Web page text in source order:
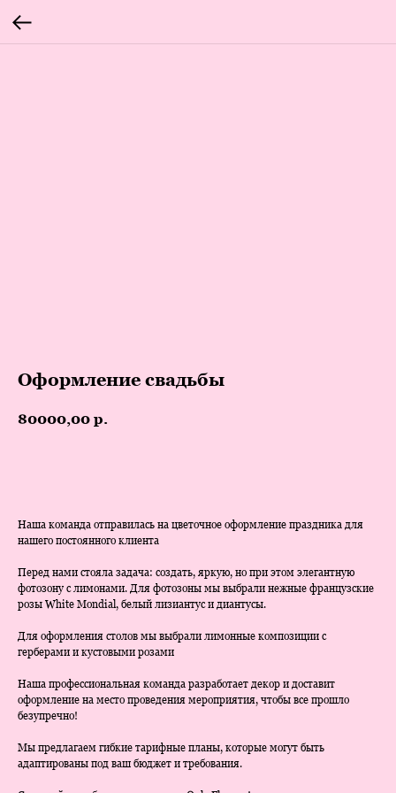
Оформление свадьбы
80000,00 р.
Наша команда отправилась на цветочное оформление праздника для
нашего постоянного клиента
Перед нами стояла задача: создать, яркую, но при этом элегантную
фотозону с лимонами. Для фотозоны мы выбрали нежные французские
розы White Mondial, белый лизиантус и диантусы.
Для оформления столов мы выбрали лимонные композиции с
герберами и кустовыми розами
Наша профессиональная команда разработает декор и доставит
оформление на место проведения мероприятия, чтобы все прошло
безупречно!
Мы предлагаем гибкие тарифные планы, которые могут быть
адаптированы под ваш бюджет и требования.